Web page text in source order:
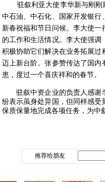
驻叙利亚大使李华新与刚
中石油、中石化、国家开发银
新春祝福和节日问候。 李大使一
的工作和生活情况。李大使强调
积极协助它们解决在业务拓展过
迈上新台阶。张参赞传达了国内
患，度过一个喜庆祥和的春节。
驻叙中资企业的负责人感
纷表示虽身处异国，但同样感
保质保量地完成各项任务，为中
推荐给朋友